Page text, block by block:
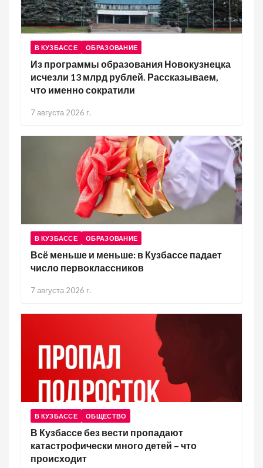
В КУЗБАССЕ ОБРАЗОВАНИЕ
Из программы образования Новокузнецка
исчезли 13 млрд рублей. Рассказываем,
что именно сократили
7 августа 2026 г.
В КУЗБАССЕ ОБРАЗОВАНИЕ
Всё меньше и меньше: в Кузбассе падает
число первоклассников
7 августа 2026 г.
В КУЗБАССЕ ОБЩЕСТВО
В Кузбассе без вести пропадают
катастрофически много детей – что
происходит